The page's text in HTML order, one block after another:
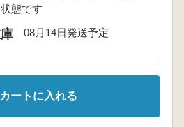
態です
08月14日発送予定
カートに入れる